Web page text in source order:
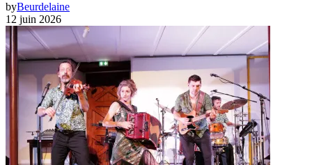
byBeurdelaine
12 juin 2026